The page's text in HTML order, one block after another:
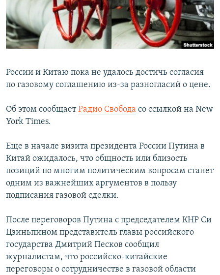
ПОБЕДИТЕЛЕЙ НЕ СУДЯТ?
КРЫМ.НЕПОКОРЕННЫЙ
ELIFBE
ПРИСОЕДИНЯЙТЕСЬ!
Все сайты RFE/RL
России и Китаю пока не удалось достичь согласия
по газовому соглашению из-за разногласий о цене.
Об этом сообщаетРадио Свобода со ссылкой на New
York Times.
Еще в начале визита президента России Путина в
Китай ожидалось, что общность или близость
позиций по многим политическим вопросам станет
одним из важнейших аргументов в пользу
подписания газовой сделки.
После переговоров Путина с председателем КНР Си
Цзиньпином представитель главы российского
государства Дмитрий Песков сообщил
журналистам, что российско-китайские
переговоры о сотрудничестве в газовой области